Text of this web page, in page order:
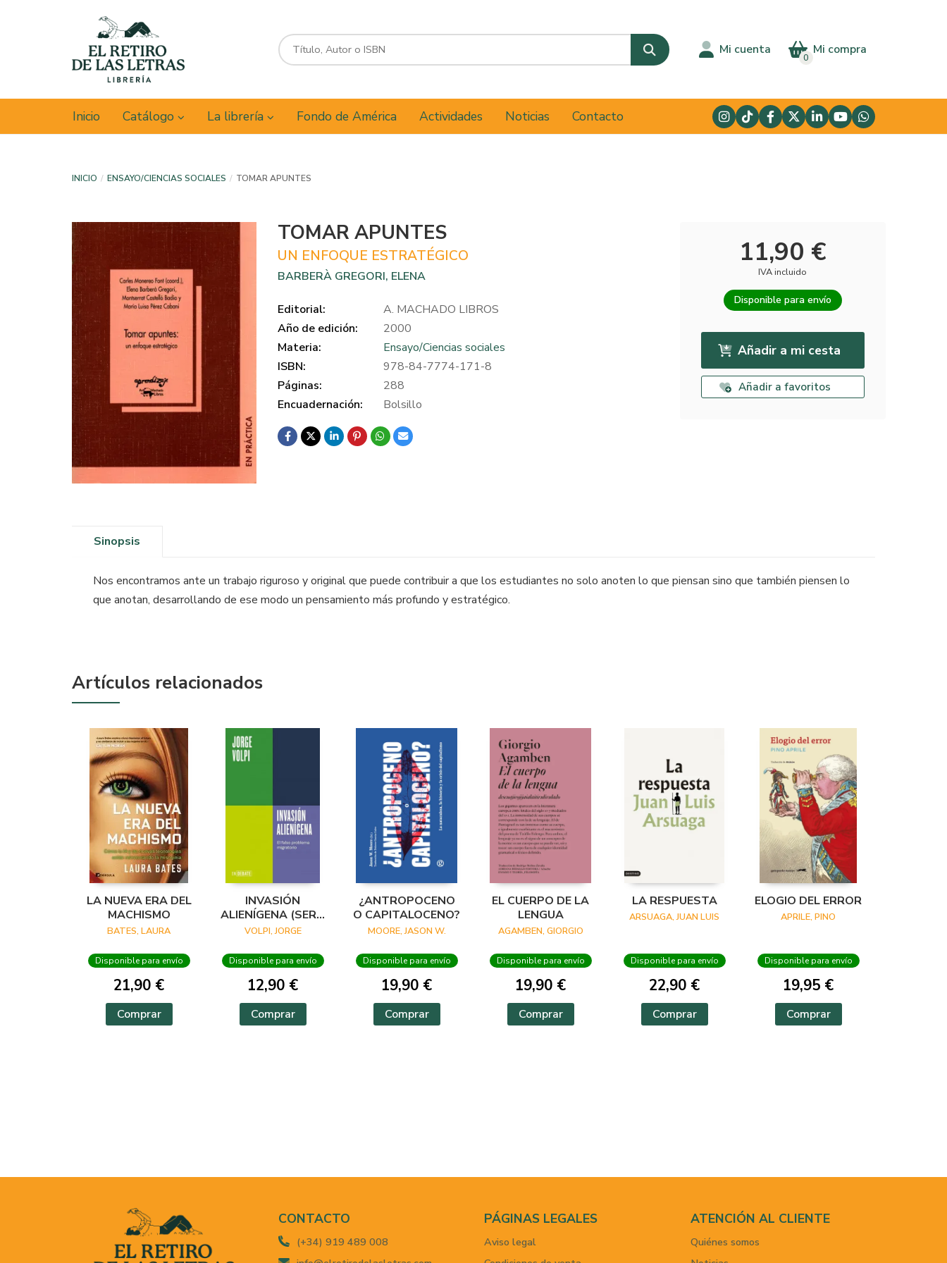
Mi cuenta Mi compra
0
Inicio Catálogo La librería Fondo de América Actividades Noticias Contacto
INICIO ENSAYO/CIENCIAS SOCIALES TOMAR APUNTES
TOMAR APUNTES
UN ENFOQUE ESTRATÉGICO
BARBERÀ GREGORI, ELENA
Editorial:
A. MACHADO LIBROS
Año de edición:
2000
Materia:
Ensayo/Ciencias sociales
ISBN:
978-84-7774-171-8
Páginas:
288
Encuadernación:
Bolsillo
11,90 €
IVA incluido
Disponible para envío
Añadir a mi cesta
Añadir a favoritos
Sinopsis
Nos encontramos ante un trabajo riguroso y original que puede contribuir a que los estudiantes no solo anoten lo que piensan sino que también piensen lo
que anotan, desarrollando de ese modo un pensamiento más profundo y estratégico.
Artículos relacionados
LA NUEVA ERA DEL
MACHISMO
BATES, LAURA
Disponible para envío
21,90 €
Comprar
INVASIÓN
ALIENÍGENA (SERIE
ENDEBATE)
VOLPI, JORGE
Disponible para envío
12,90 €
Comprar
¿ANTROPOCENO
O CAPITALOCENO?
MOORE, JASON W.
Disponible para envío
19,90 €
Comprar
EL CUERPO DE LA
LENGUA
AGAMBEN, GIORGIO
Disponible para envío
19,90 €
Comprar
LA RESPUESTA
ARSUAGA, JUAN LUIS
Disponible para envío
22,90 €
Comprar
ELOGIO DEL ERROR
APRILE, PINO
Disponible para envío
19,95 €
Comprar
CONTACTO
(+34) 919 489 008
PÁGINAS LEGALES
Aviso legal
ATENCIÓN AL CLIENTE
Quiénes somos